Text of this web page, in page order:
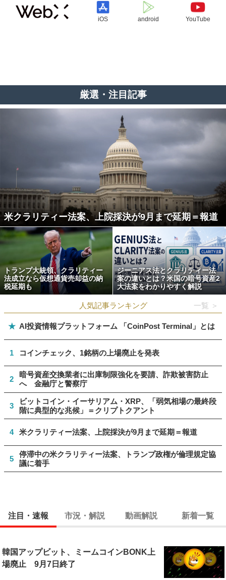
iOS android YouTube
厳選・注目記事
米クラリティー法案、上院採決が9月まで延期＝報道
トランプ大統領、クラリティー
法成立なら仮想通貨売却益の納
税延期も
ジーニアス法とクラリティー法
案の違いとは？米国の暗号資産2
大法案をわかりやすく解説
人気記事ランキング 一覧 ＞
★ AI投資情報プラットフォーム 「CoinPost Terminal」とは
1 コインチェック、1銘柄の上場廃止を発表
2
暗号資産交換業者に出庫制限強化を要請、詐欺被害防止
へ 金融庁と警察庁
3
ビットコイン・イーサリアム・XRP、「弱気相場の最終段
階に典型的な兆候」＝クリプトクアント
4 米クラリティー法案、上院採決が9月まで延期＝報道
5
停滞中の米クラリティー法案、トランプ政権が倫理規定協
議に着手
注目・速報 市況・解説 動画解説 新着一覧
韓国アップビット、ミームコインBONK上
場廃止 9月7日終了